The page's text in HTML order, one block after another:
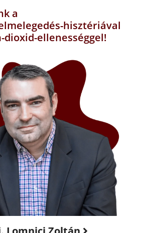
a
hisztériával
dioxid-ellenességgel!